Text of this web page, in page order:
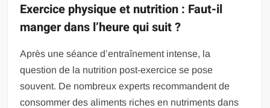
Exercice physique et nutrition : Faut-il
manger dans l’heure qui suit ?
Après une séance d’entraînement intense, la
question de la nutrition post-exercice se pose
souvent. De nombreux experts recommandent de
consommer des aliments riches en nutriments dans